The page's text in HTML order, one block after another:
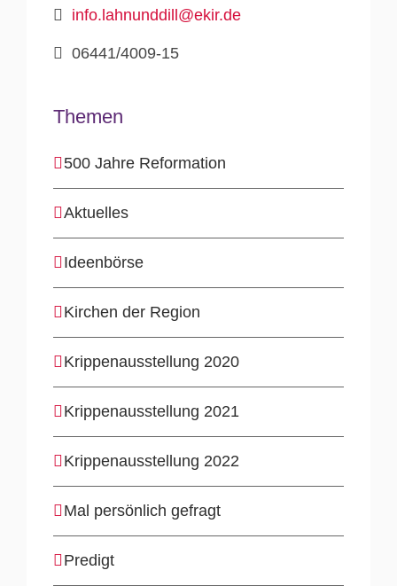
info.lahnunddill@ekir.de
06441/4009-15
Themen
500 Jahre Reformation
Aktuelles
Ideenbörse
Kirchen der Region
Krippenausstellung 2020
Krippenausstellung 2021
Krippenausstellung 2022
Mal persönlich gefragt
Predigt